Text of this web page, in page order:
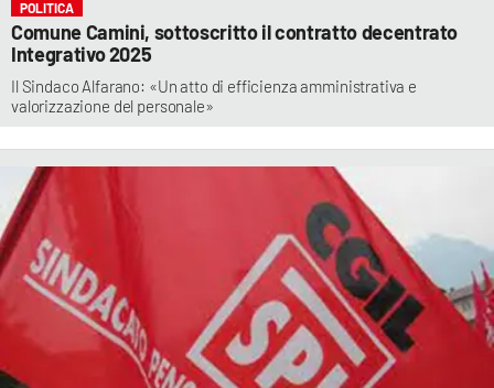
POLITICA
Comune Camini, sottoscritto il contratto decentrato
Integrativo 2025
Il Sindaco Alfarano: «Un atto di efficienza amministrativa e
valorizzazione del personale»